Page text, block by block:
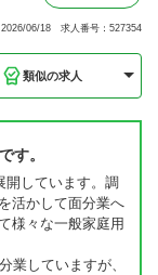
2026/06/18 求人番号：527354
類似の求人
す。
開しています。調
活かして面分業へ
様々な一般家庭用
業していますが、